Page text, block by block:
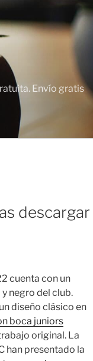
Envío gratis
descargar
cuenta con un
negro del club.
diseño clásico en
boca juniors
original. La
han presentado la